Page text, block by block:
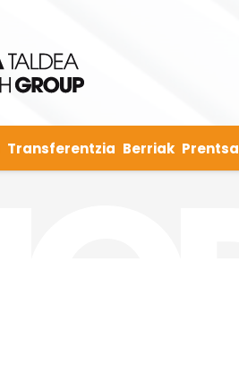
Transferentzia Berriak Prentsa